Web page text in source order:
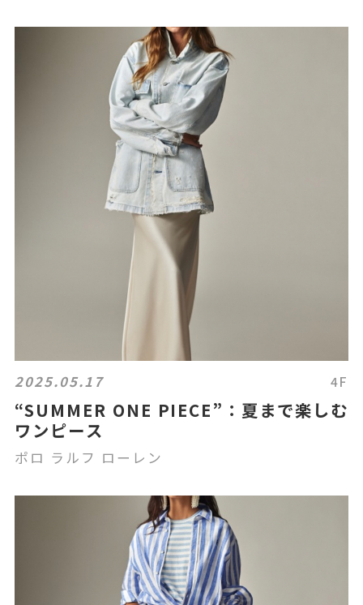
2025.05.17 4F
“SUMMER ONE PIECE”：夏まで楽しむ
ワンピース
ポロ ラルフ ローレン